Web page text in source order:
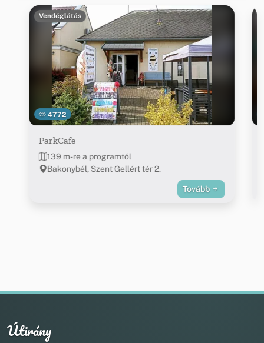
4772
Vendéglátás
ParkCafe
139 m-re a programtól
Bakonybél, Szent Gellért tér 2.
Tovább
Útirány